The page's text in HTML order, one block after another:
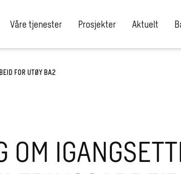
Våre tjenester Prosjekter Aktuelt
FOR UTØY BA2
OM